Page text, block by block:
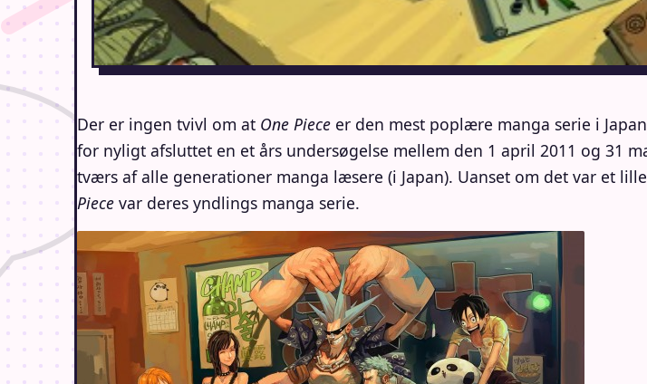
Der er ingen tvivl om at One Piece er den mest poplære manga serie i
for nyligt afsluttet en et års undersøgelse mellem den 1 april 2011 og 31
tværs af alle generationer manga læsere (i Japan). Uanset om det var et
Piece var deres yndlings manga serie.